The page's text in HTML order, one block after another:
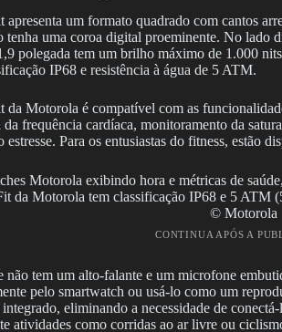
um formato quadrado com cantos
tenha uma coroa digital proeminente. No lado
polegada tem um brilho máximo de 1.000
IP68 e resistência à água de 5 ATM.
Motorola é compatível com as
frequência cardíaca, monitoramento da
Para os entusiastas do fitness, estão
da Motorola tem classificação IP68 e 5 ATM
© Motorola
CONTINUA APÓS A
não tem um alto-falante e um microfone
pelo smartwatch ou usá-lo como um
eliminando a necessidade de
atividades como corridas ao ar livre ou